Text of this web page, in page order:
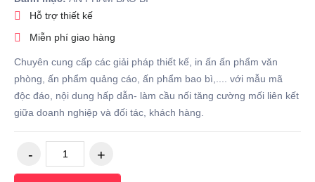
Hỗ trợ thiết kế
Miễn phí giao hàng
Chuyên cung cấp các giải pháp thiết kế, in ấn ấn phẩm văn
phòng, ấn phẩm quảng cáo, ấn phẩm bao bì,.... với mẫu mã
độc đáo, nội dung hấp dẫn- làm cầu nối tăng cường mối liên kết
giữa doanh nghiệp và đối tác, khách hàng.